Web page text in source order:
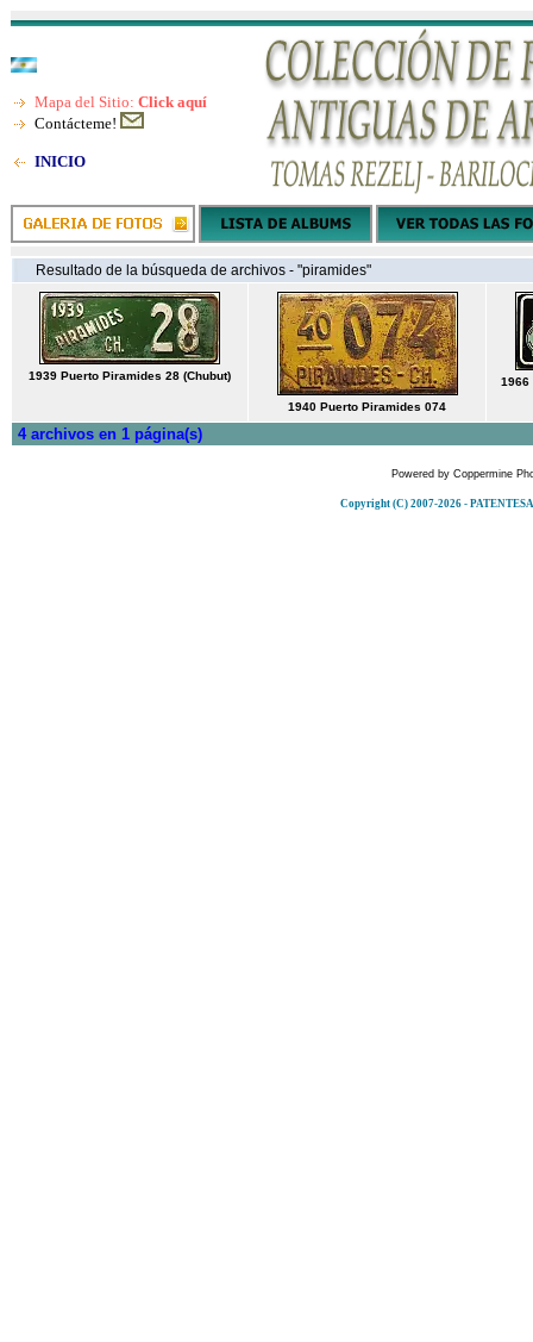
Mapa del Sitio: Click aquí
Contácteme!
INICIO
Resultado de la búsqueda de archivos - "piramides"
1939 Puerto Piramides 28 (Chubut)
1940 Puerto Piramides 074
1966
4 archivos en 1 página(s)
Powered by Coppermine
Copyright (C) 2007-2026 -